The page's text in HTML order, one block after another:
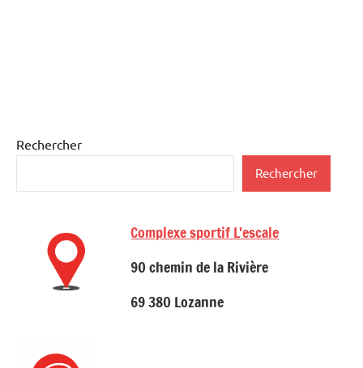
Étiqueté
Robert
Dalessandro
Le
Rechercher
Rechercher
Complexe sportif L'escale
90 chemin de la Rivière
69 380 Lozanne